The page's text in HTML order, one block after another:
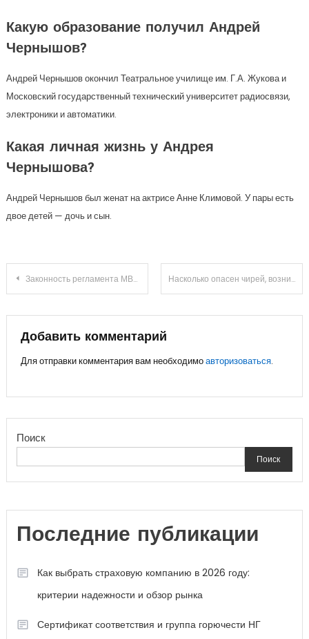
Какую образование получил Андрей
Чернышов?
Андрей Чернышов окончил Театральное училище им. Г.А. Жукова и
Московский государственный технический университет радиосвязи,
электроники и автоматики.
Какая личная жизнь у Андрея
Чернышова?
Андрей Чернышов был женат на актрисе Анне Климовой. У пары есть
двое детей — дочь и сын.
Навигация
по
записям
Законность регламента МВД по выдаче прав оказалась под вопросом Насколько опасен чирей, возникший во время берменности
Добавить комментарий
Для отправки комментария вам необходимоавторизоваться.
Поиск
Поиск
Последние публикации
Как выбрать страховую компанию в 2026 году:
критерии надежности и обзор рынка
Сертификат соответствия и группа горючести НГ